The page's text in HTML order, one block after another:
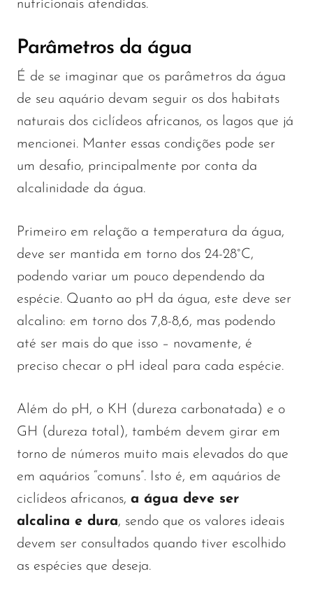
nutricionais atendidas.
Parâmetros da água
É de se imaginar que os parâmetros da água
de seu aquário devam seguir os dos habitats
naturais dos ciclídeos africanos, os lagos que já
mencionei. Manter essas condições pode ser
um desafio, principalmente por conta da
alcalinidade da água.
Primeiro em relação a temperatura da água,
deve ser mantida em torno dos 24-28°C,
podendo variar um pouco dependendo da
espécie. Quanto ao pH da água, este deve ser
alcalino: em torno dos 7,8-8,6, mas podendo
até ser mais do que isso – novamente, é
preciso checar o pH ideal para cada espécie.
Além do pH, o KH (dureza carbonatada) e o
GH (dureza total), também devem girar em
torno de números muito mais elevados do que
em aquários “comuns”. Isto é, em aquários de
ciclídeos africanos, a água deve ser
alcalina e dura, sendo que os valores ideais
devem ser consultados quando tiver escolhido
as espécies que deseja.